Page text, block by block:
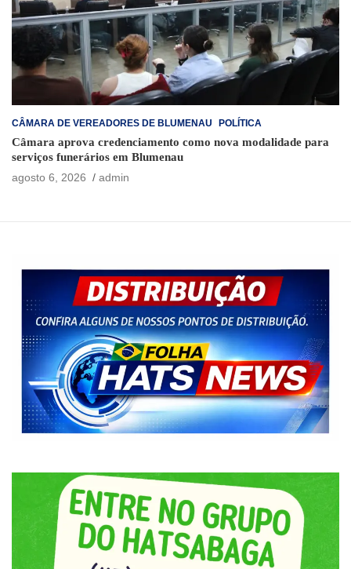
CÂMARA DE VEREADORES DE BLUMENAU POLÍTICA
Câmara aprova credenciamento como nova modalidade para
serviços funerários em Blumenau
agosto 6, 2026
admin